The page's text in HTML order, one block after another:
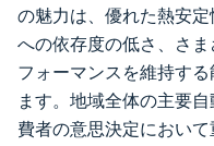
の魅力は、優れた熱安
への依存度の低さ、さ
フォーマンスを維持す
ます。地域全体の主要
費者の意思決定におい